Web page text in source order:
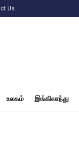
Us
உலகம் இங்கிலாந்து